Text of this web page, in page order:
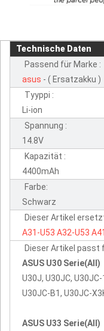
Technische Daten
Passend für Marke :
asus - ( Ersatzakku )
Tyyppi :
Li-ion
Spannung :
14.8V
Kapazität :
4400mAh
Farbe:
Schwarz
Dieser Artikel
A31-U53 A32-U53
Dieser Artikel passt
ASUS U30 Serie(All)
U30J, U30JC,
U30JC-B1, U30JC-
ASUS U33 Serie(All)